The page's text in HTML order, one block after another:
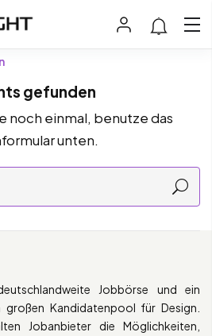
gefunden
noch einmal, benutze das
unten.
Jobbörse und ein
Kandidatenpool für Design.
Jobanbieter die Möglichkeiten,